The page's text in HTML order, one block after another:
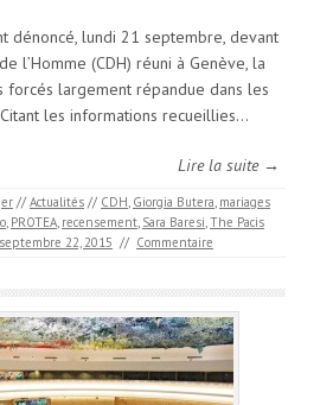
dénoncé, lundi 21 septembre, devant
l’Homme (CDH) réuni à Genève, la
forcés largement répandue dans les
les informations recueillies…
Lire la suite →
// Actualités // CDH, Giorgia Butera, mariages
, PROTEA, recensement, Sara Baresi,The Pacis
septembre 22, 2015 // Commentaire